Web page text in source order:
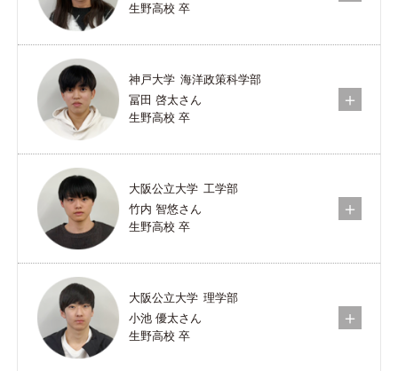
生野高校 卒
神戸大学 海洋政策科学部
冨田 啓太さん
生野高校 卒
大阪公立大学 工学部
竹内 智悠さん
生野高校 卒
大阪公立大学 理学部
小池 優太さん
生野高校 卒